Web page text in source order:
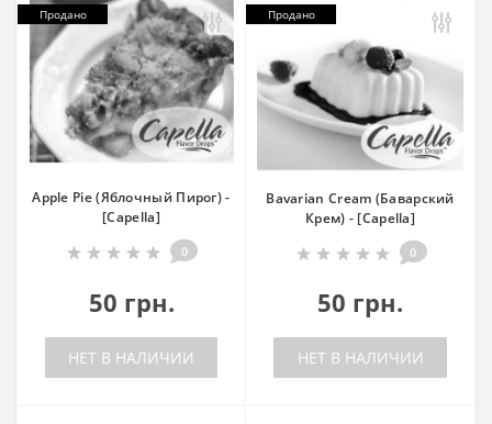
Продано
Apple Pie (Яблочный Пирог) -
[Capella]
0
50 грн.
НЕТ В НАЛИЧИИ
Продано
Bavarian Cream (Баварский
Крем) - [Capella]
0
50 грн.
НЕТ В НАЛИЧИИ